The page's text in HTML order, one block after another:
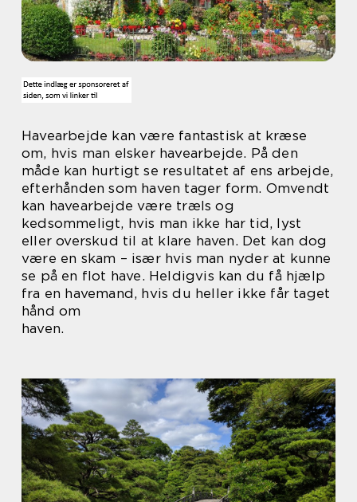
Havearbejde kan være fantastisk at kræse
om, hvis man elsker havearbejde. På den
måde kan hurtigt se resultatet af ens arbejde,
efterhånden som haven tager form. Omvendt
kan havearbejde være træls og
kedsommeligt, hvis man ikke har tid, lyst
eller overskud til at klare haven. Det kan dog
være en skam – især hvis man nyder at kunne
se på en flot have. Heldigvis kan du få hjælp
fra en havemand, hvis du heller ikke får taget
hånd om
haven.